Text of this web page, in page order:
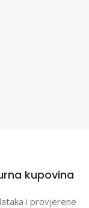
kupovina
i provjerene